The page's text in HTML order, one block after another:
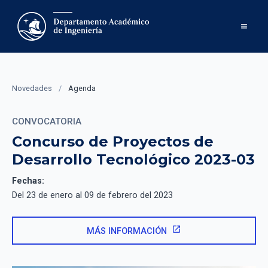
Novedades / Agenda
CONVOCATORIA
Concurso de Proyectos de
Desarrollo Tecnológico 2023-03
Fechas:
Del 23 de enero al 09 de febrero del 2023
MÁS INFORMACIÓN open_in_new